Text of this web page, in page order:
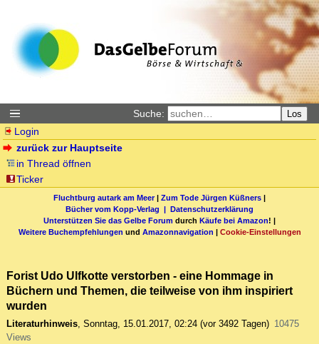
Suche: Los
Login
zurück zur Hauptseite
in Thread öffnen
Ticker
Fluchtburg autark am Meer| Zum Tode Jürgen Küßners |
Bücher vom Kopp-Verlag | Datenschutzerklärung
Unterstützen Sie das Gelbe Forum durch Käufe bei Amazon! |
Weitere Buchempfehlungen und Amazonnavigation | Cookie-Einstellungen
Forist Udo Ulfkotte verstorben - eine Hommage in
Büchern und Themen, die teilweise von ihm inspiriert
wurden
Literaturhinweis, Sonntag, 15.01.2017, 02:24 (vor 3492 Tagen) 10475
Views